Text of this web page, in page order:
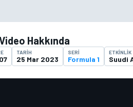
Hakkında
TARIH
25 Mar 2023
SERI
Formula 1
ETKINLIK
Suudi